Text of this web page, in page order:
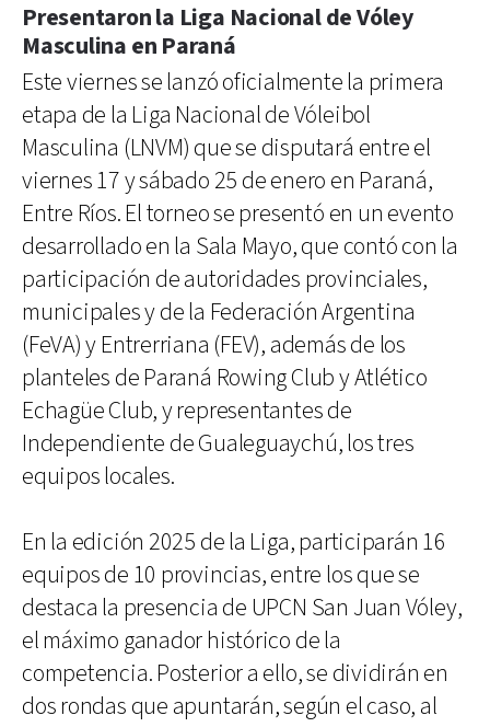
Presentaron la Liga Nacional de Vóley
Masculina en Paraná
Este viernes se lanzó oficialmente la primera
etapa de la Liga Nacional de Vóleibol
Masculina (LNVM) que se disputará entre el
viernes 17 y sábado 25 de enero en Paraná,
Entre Ríos. El torneo se presentó en un evento
desarrollado en la Sala Mayo, que contó con la
participación de autoridades provinciales,
municipales y de la Federación Argentina
(FeVA) y Entrerriana (FEV), además de los
planteles de Paraná Rowing Club y Atlético
Echagüe Club, y representantes de
Independiente de Gualeguaychú, los tres
equipos locales.
En la edición 2025 de la Liga, participarán 16
equipos de 10 provincias, entre los que se
destaca la presencia de UPCN San Juan Vóley,
el máximo ganador histórico de la
competencia. Posterior a ello, se dividirán en
dos rondas que apuntarán, según el caso, al